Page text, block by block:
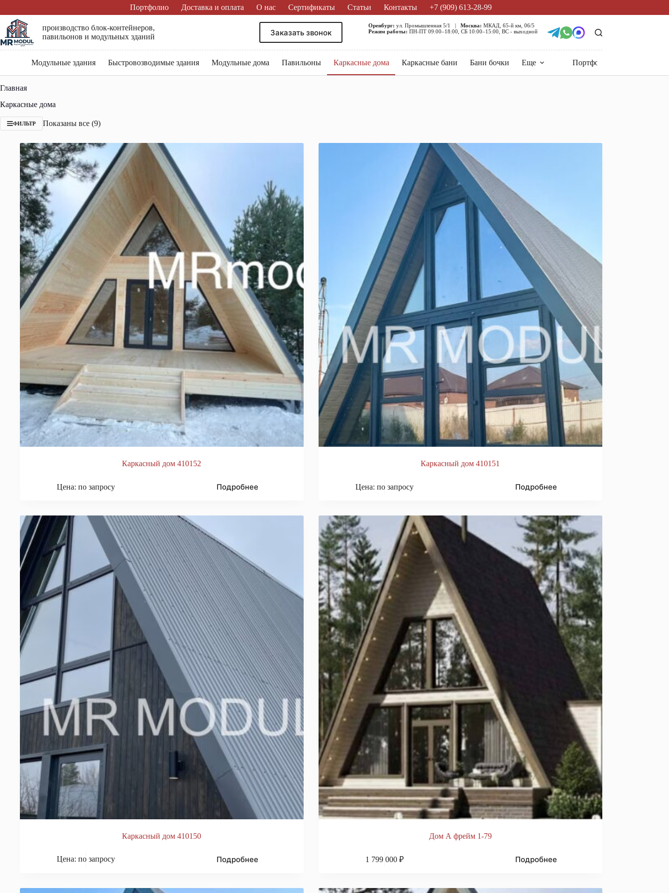
сути
Портфолио Доставка и оплата О нас Сертификаты Статьи Контакты +7 (909) 613-28-99
производство блок-контейнеров,
павильонов и модульных зданий
Заказать звонок
Оренбург: ул. Промышленная 5/1 | Москва: МКАД, 65-й км, 06/5
Режим работы: ПН-ПТ 09:00–18:00, СБ 10:00–15:00, ВС - выходной
Модульные здания Быстровозводимые здания Модульные дома Павильоны Каркасные дома Каркасные бани Бани бочки Еще Портфолио
Главная
Каркасные дома
ФИЛЬТР Показаны все (9)Сортировка:
Каркасный дом 410152
Цена: по запросу Подробнее
Каркасный дом 410151
Цена: по запросу Подробнее
Каркасный дом 410150
Цена: по запросу Подробнее
Дом А фрейм 1-79
1 799 000 ₽ Подробнее